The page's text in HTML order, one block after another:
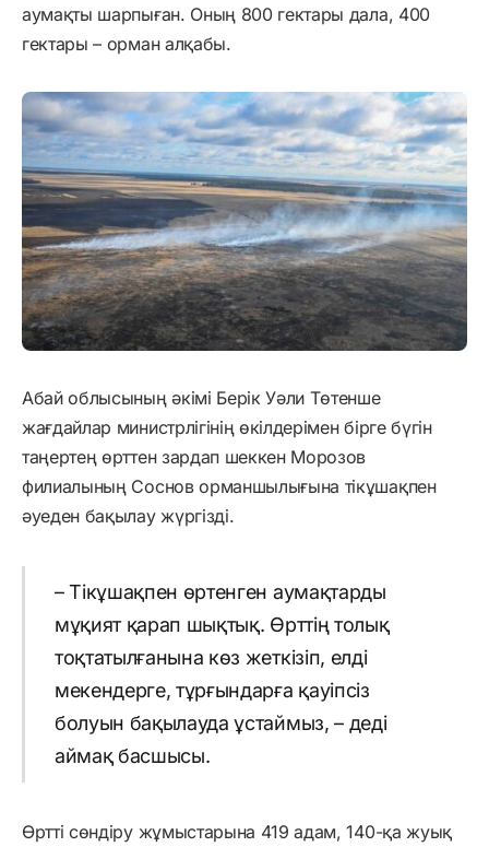
аумақты шарпыған. Оның 800 гектары дала, 400
гектары – орман алқабы.
Абай облысының әкімі Берік Уәли Төтенше
жағдайлар министрлігінің өкілдерімен бірге бүгін
таңертең өрттен зардап шеккен Морозов
филиалының Соснов орманшылығына тікұшақпен
әуеден бақылау жүргізді.
– Тікұшақпен өртенген аумақтарды
мұқият қарап шықтық. Өрттің толық
тоқтатылғанына көз жеткізіп, елді
мекендерге, тұрғындарға қауіпсіз
болуын бақылауда ұстаймыз, – деді
аймақ басшысы.
Өртті сөндіру жұмыстарына 419 адам, 140-қа жуық